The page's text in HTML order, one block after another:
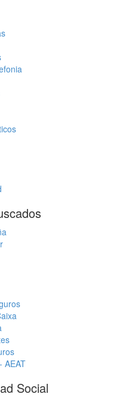
AEAT
Social